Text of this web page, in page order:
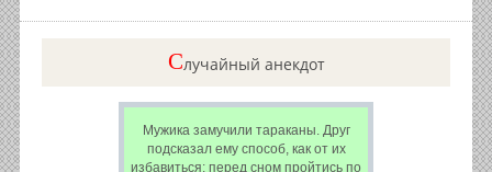
Cлучайный анекдот
Мужика замучили тараканы. Друг
подсказал ему способ, как от их
избавиться: перед сном пройтись по